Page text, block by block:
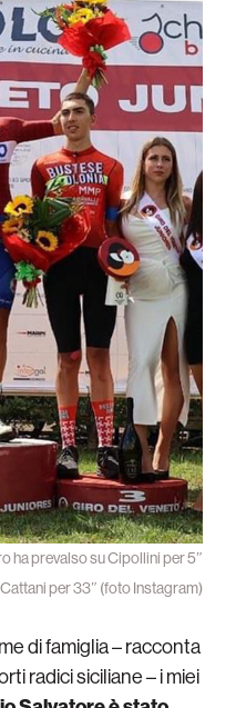
ha prevalso su Cipollini per 5″
per 33″ (foto Instagram)
di famiglia – racconta
radici siciliane – i miei